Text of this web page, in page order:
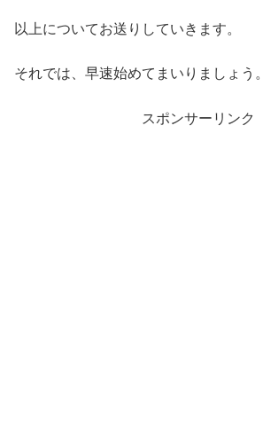
以上についてお送りしていきます。
それでは、早速始めてまいりましょう。
スポンサーリンク